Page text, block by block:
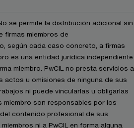
se permite la distribución adicional sin
firmas miembros de
según cada caso concreto, a firmas
es una entidad jurídica independiente
miembro. PwCIL no presta servicios a
actos u omisiones de ninguna de sus
ni puede vincularlas u obligarlas
miembro son responsables por los
contenido profesional de sus
ni a PwCIL en forma alguna.